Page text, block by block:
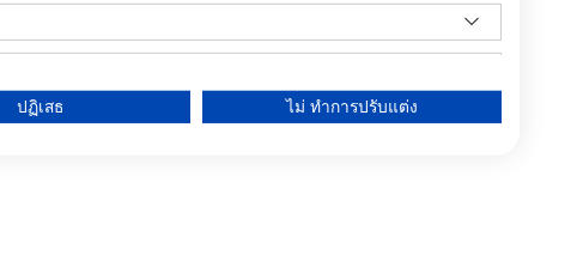
ปฏิเสธ ไม่ ทำการปรับแต่ง